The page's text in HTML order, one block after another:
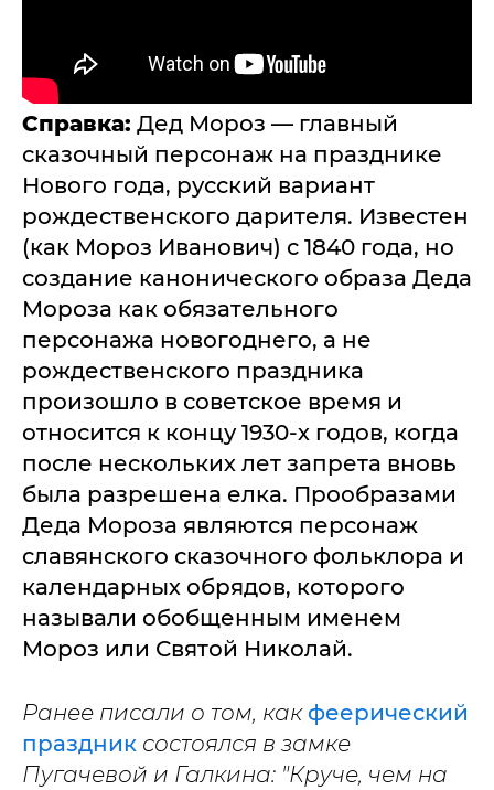
Справка: Дед Мороз — главный
сказочный персонаж на празднике
Нового года, русский вариант
рождественского дарителя. Известен
(как Мороз Иванович) с 1840 года, но
создание канонического образа Деда
Мороза как обязательного
персонажа новогоднего, а не
рождественского праздника
произошло в советское время и
относится к концу 1930-х годов, когда
после нескольких лет запрета вновь
была разрешена елка. Прообразами
Деда Мороза являются персонаж
славянского сказочного фольклора и
календарных обрядов, которого
называли обобщенным именем
Мороз или Святой Николай.
Ранее писали о том, какфеерический
праздник состоялся в замке
Пугачевой и Галкина: "Круче, чем на